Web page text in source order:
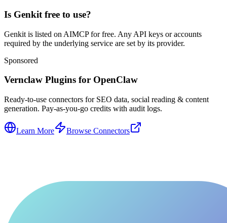
Is Genkit free to use?
Genkit is listed on AIMCP for free. Any API keys or accounts
required by the underlying service are set by its provider.
Sponsored
Vernclaw Plugins for OpenClaw
Ready-to-use connectors for SEO data, social reading & content
generation. Pay-as-you-go credits with audit logs.
Learn More Browse Connectors